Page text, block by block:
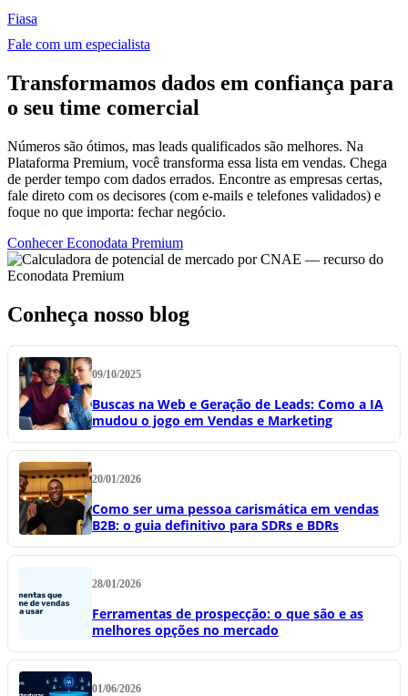
Fiasa
Fale com um especialista
Transformamos dados em confiança para
o seu time comercial
Números são ótimos, mas leads qualificados são melhores. Na
Plataforma Premium, você transforma essa lista em vendas. Chega
de perder tempo com dados errados. Encontre as empresas certas,
fale direto com os decisores (com e-mails e telefones validados) e
foque no que importa: fechar negócio.
Conhecer Econodata Premium
Conheça nosso blog
09/10/2025
Buscas na Web e Geração de Leads: Como a IA
mudou o jogo em Vendas e Marketing
20/01/2026
Como ser uma pessoa carismática em vendas
B2B: o guia definitivo para SDRs e BDRs
28/01/2026
Ferramentas de prospecção: o que são e as
melhores opções no mercado
01/06/2026